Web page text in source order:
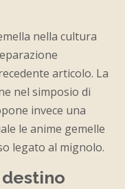
nella cultura
articolo. La
nel simposio di
invece una
le anime gemelle
legato al mignolo.